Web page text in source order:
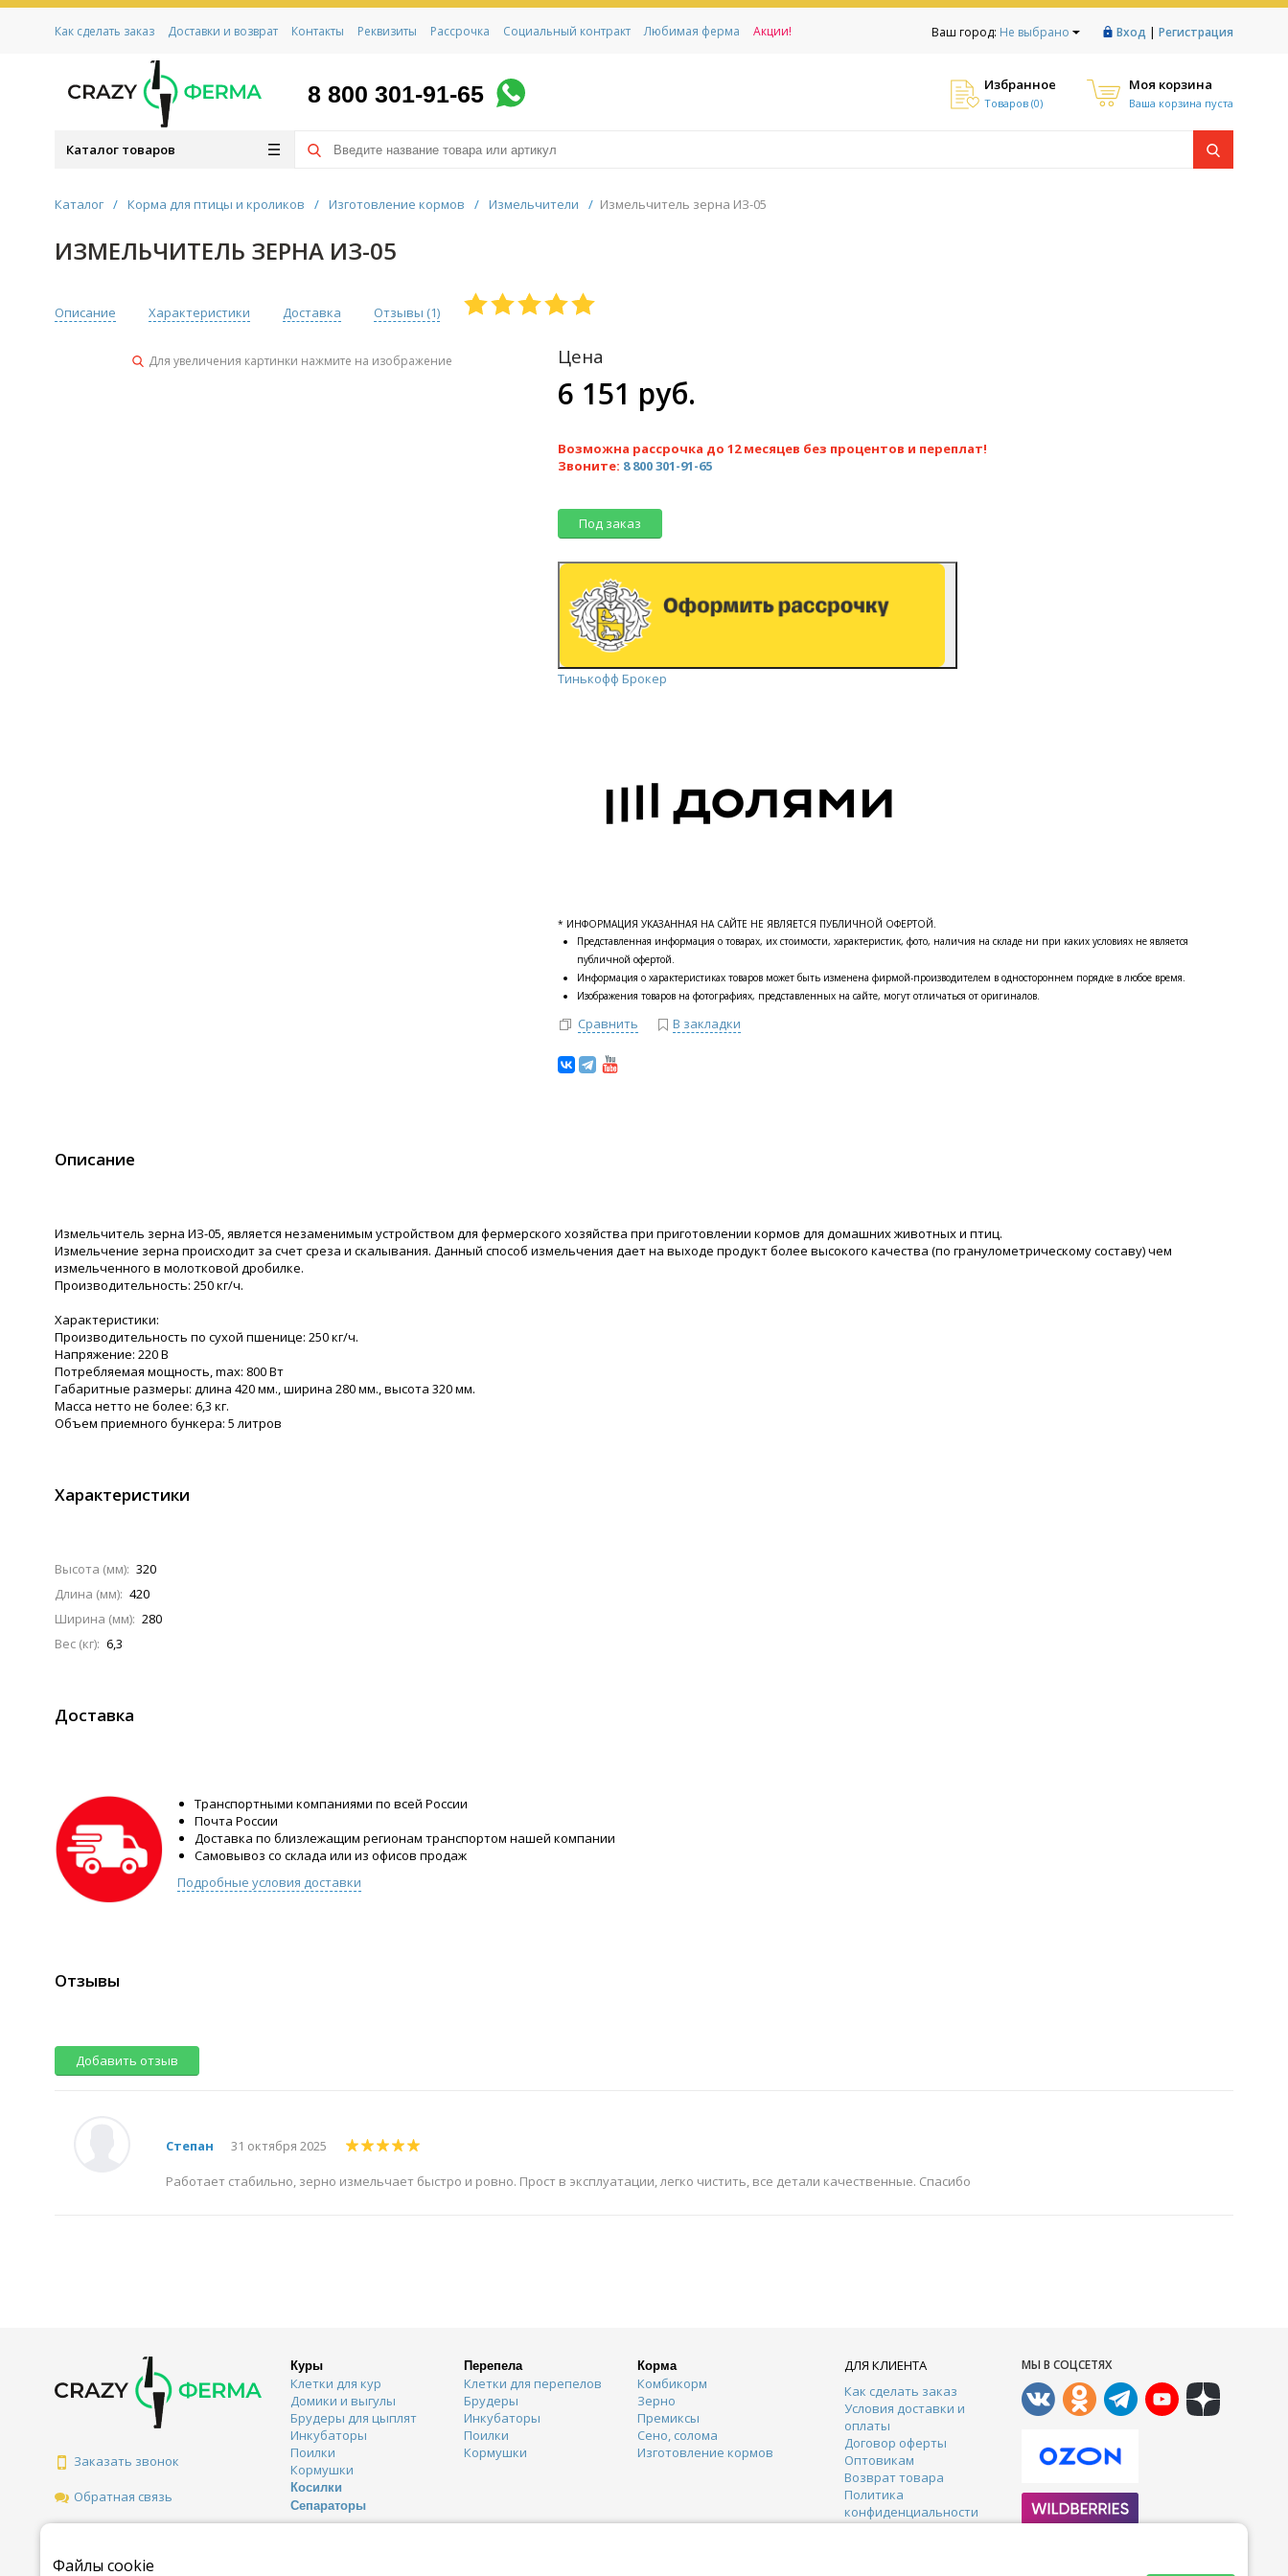
Ваш город: Не выбрано Вход | Регистрация
Как сделать заказ Доставки и возврат Контакты Реквизиты Рассрочка Социальный контракт Любимая ферма Акции!
8 800 301-91-65 Избранное
Товаров (0)
Моя корзина
Ваша корзина пуста
Каталог товаров
Каталог / Корма для птицы и кроликов / Изготовление кормов / Измельчители / Измельчитель зерна ИЗ-05
ИЗМЕЛЬЧИТЕЛЬ ЗЕРНА ИЗ-05
Описание Характеристики Доставка Отзывы (1)
Для увеличения картинки нажмите на изображение Цена
6 151 руб.
Возможна рассрочка до 12 месяцев без процентов и переплат!
Звоните: 8 800 301-91-65
Под заказ
Тинькофф Брокер
* ИНФОРМАЦИЯ УКАЗАННАЯ НА САЙТЕ НЕ ЯВЛЯЕТСЯ ПУБЛИЧНОЙ ОФЕРТОЙ.
Представленная информация о товарах, их стоимости, характеристик, фото, наличия на складе ни при каких условиях не является
публичной офертой.
Информация о характеристиках товаров может быть изменена фирмой-производителем в одностороннем порядке в любое время.
Изображения товаров на фотографиях, представленных на сайте, могут отличаться от оригиналов.
Сравнить В закладки
Описание
Измельчитель зерна ИЗ-05, является незаменимым устройством для фермерского хозяйства при приготовлении кормов для домашних животных и птиц.
Измельчение зерна происходит за счет среза и скалывания. Данный способ измельчения дает на выходе продукт более высокого качества (по гранулометрическому составу) чем
измельченного в молотковой дробилке.
Производительность: 250 кг/ч.
Характеристики:
Производительность по сухой пшенице: 250 кг/ч.
Напряжение: 220 В
Потребляемая мощность, max: 800 Вт
Габаритные размеры: длина 420 мм., ширина 280 мм., высота 320 мм.
Масса нетто не более: 6,3 кг.
Объем приемного бункера: 5 литров
Характеристики
Высота (мм): 320
Длина (мм): 420
Ширина (мм): 280
Вес (кг): 6,3
Доставка
Транспортными компаниями по всей России
Почта России
Доставка по близлежащим регионам транспортом нашей компании
Самовывоз со склада или из офисов продаж
Подробные условия доставки
Отзывы
Добавить отзыв
Степан 31 октября 2025
Работает стабильно, зерно измельчает быстро и ровно. Прост в эксплуатации, легко чистить, все детали качественные. Спасибо
Заказать звонок
Обратная связь
Куры
Клетки для кур
Домики и выгулы
Брудеры для цыплят
Инкубаторы
Поилки
Кормушки
Косилки
Сепараторы
Перепела
Клетки для перепелов
Брудеры
Инкубаторы
Поилки
Кормушки
Корма
Комбикорм
Зерно
Премиксы
Сено, солома
Изготовление кормов
ДЛЯ КЛИЕНТА
Как сделать заказ
Условия доставки и
оплаты
Договор оферты
Оптовикам
Возврат товара
Политика
конфиденциальности
Контакты
МЫ В СОЦСЕТЯХ
Файлы cookie